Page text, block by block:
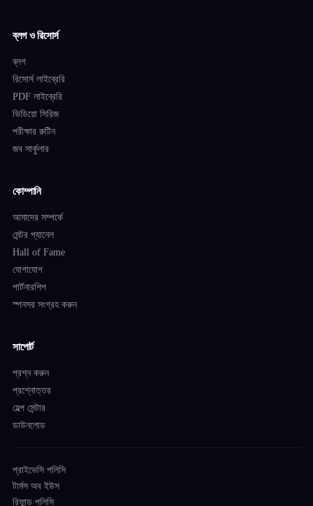
ব্লগ ও রিসোর্স
ব্লগ
রিসোর্স লাইব্রেরি
PDF লাইব্রেরি
ভিডিয়ো সিরিজ
পরীক্ষার রুটিন
জব সার্কুলার
কোম্পানি
আমাদের সম্পর্কে
মেন্টর প্যানেল
Hall of Fame
যোগাযোগ
পার্টনারশিপ
স্পনসর সংগ্রহ করুন
সাপোর্ট
প্রশ্ন করুন
প্রশ্নোত্তর
হেল্প সেন্টার
ডাউনলোড
প্রাইভেসি পলিসি
টার্মস অব ইউস
রিফান্ড পলিসি